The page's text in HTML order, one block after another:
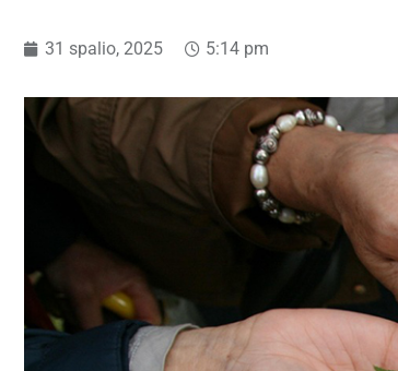
31 spalio, 2025 5:14 pm